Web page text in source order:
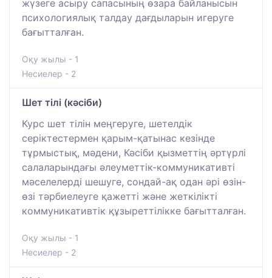
жүзеге асыру сапасының өзара байланысын
психологиялық талдау дағдыларын игеруге
бағытталған.
Оқу жылы - 1
Несиелер - 2
Шет тілі (кәсіби)
Курс шет тілін меңгеруге, шетелдік
серіктестермен қарым-қатынас кезінде
тұрмыстық, мәдени, Кәсіби қызметтің әртүрлі
салаларындағы әлеуметтік-коммуникативті
мәселелерді шешуге, сондай-ақ одан әрі өзін-
өзі тәрбиелеуге қажетті және жеткілікті
коммуникативтік құзыреттілікке бағытталған.
Оқу жылы - 1
Несиелер - 2